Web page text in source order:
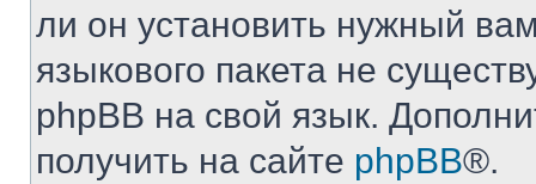
ли он установить нужный
языкового пакета не
phpBB на свой язык.
получить на сайте phpBB®.